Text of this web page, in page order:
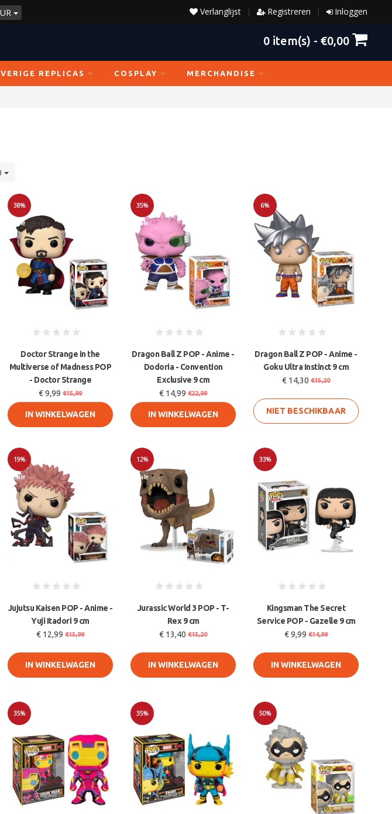
Inloggen
|
Registreren
|
Verlanglijst
0 item(s) - €0,00
REPLICAS COSPLAY MERCHANDISE
38%
Sale
Doctor Strange in the
Multiverse of Madness POP
- Doctor Strange
€ 9,99 €15,99
IN WINKELWAGEN
35%
Sale
Dragon Ball Z POP - Anime -
Dodoria - Convention
Exclusive 9 cm
€ 14,99 €22,99
IN WINKELWAGEN
6%
Sale
Dragon Ball Z POP - Anime -
Goku Ultra Instinct 9 cm
€ 14,30 €15,20
NIET BESCHIKBAAR
19%
Sale
Jujutsu Kaisen POP - Anime -
Yuji Itadori 9 cm
€ 12,99 €15,99
IN WINKELWAGEN
12%
Sale
Jurassic World 3 POP - T-
Rex 9 cm
€ 13,40 €15,20
IN WINKELWAGEN
33%
Kingsman The Secret
Service POP - Gazelle 9 cm
€ 9,99 €14,99
IN WINKELWAGEN
35% 35% 50%